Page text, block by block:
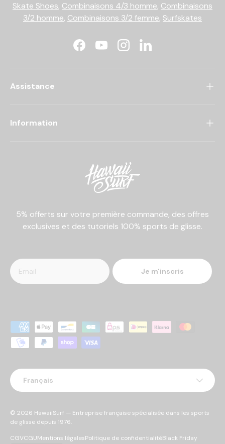
Skate Shoes, Combinaisons 4/3 homme, Combinaisons
3/2 homme, Combinaisons 3/2 femme, Surfskates
FacebookYouTubeInstagramLinkedIn
Assistance
Information
5% offerts sur votre première commande, des offres
exclusives et des tutoriels 100% sports de glisse.
Je m'inscris
Moyens de paiement acceptés
Langue
Français
© 2026 HawaiiSurf — Entreprise française spécialisée dans les sports
de glisse depuis 1976.
CGVCGUMentions légalesPolitique de confidentialitéBlack Friday